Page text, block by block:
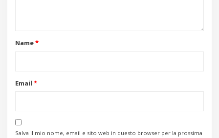
Name*
Email *
Salva il mio nome, email e sito web in questo browser per la prossima